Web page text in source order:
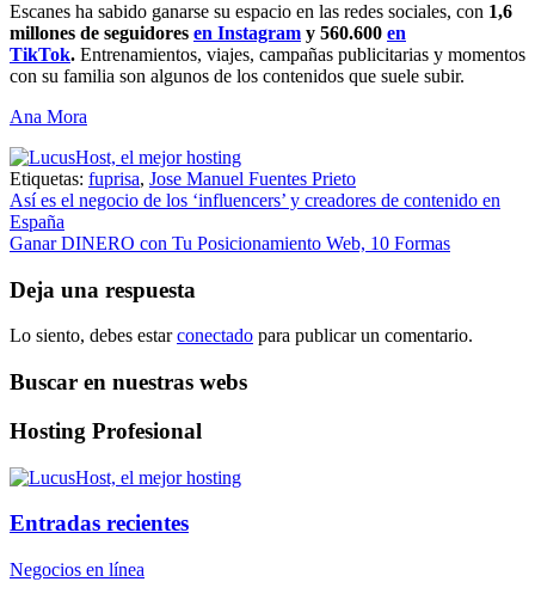
Escanes ha sabido ganarse su espacio en las redes sociales, con 1,6
millones de seguidores en Instagram y 560.600 en
TikTok. Entrenamientos, viajes, campañas publicitarias y momentos
con su familia son algunos de los contenidos que suele subir.
Ana Mora
Etiquetas: fuprisa, Jose Manuel Fuentes Prieto
Navegación
de
Así es el negocio de los ‘influencers’ y creadores de contenido en
España
Ganar DINERO con Tu Posicionamiento Web, 10 Formas
Deja una respuesta
Lo siento, debes estarconectado para publicar un comentario.
Buscar en nuestras webs
Hosting Profesional
Entradas recientes
Negocios en línea